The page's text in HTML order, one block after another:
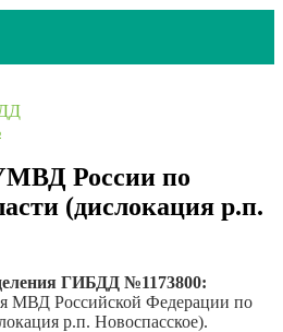
России по
(дислокация р.п.
ГИБДД №1173800:
Российской Федерации по
р.п. Новоспасское).